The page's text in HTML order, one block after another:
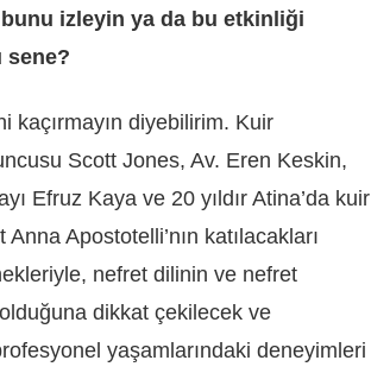
bunu izleyin ya da bu etkinliği
sene?
kaçırmayın diyebilirim. Kuir
Scott Jones, Av. Eren Keskin,
Efruz Kaya ve 20 yıldır Atina’da kuir
Apostotelli’nın katılacakları
nefret dilinin ve nefret
dikkat çekilecek ve
yaşamlarındaki deneyimleri